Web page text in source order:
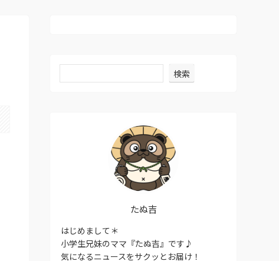
検索
たぬ吉
はじめまして＊
小学生兄妹のママ『たぬ吉』です♪
気になるニュースをサクッとお届け！